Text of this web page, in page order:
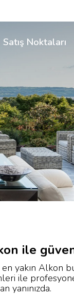
Satış Noktaları
ile
en yakın Alkon
ile
yanınızda.